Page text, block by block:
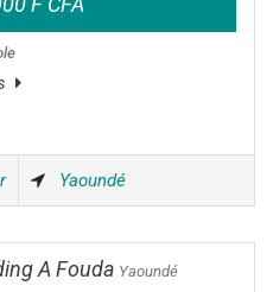
Yaoundé
A Fouda Yaoundé